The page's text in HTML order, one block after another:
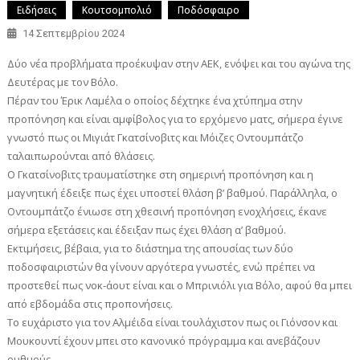
Ειδήσεις Κουτσομπολιό Ποδόσφαιρο
14 Σεπτεμβρίου 2024
Δύο νέα προβλήματα προέκυψαν στην ΑΕΚ, ενόψει και του αγώνα της
Δευτέρας με τον Βόλο.
Πέραν του Έρικ Λαμέλα ο οποίος δέχτηκε ένα χτύπημα στην
προπόνηση και είναι αμφίβολος για το ερχόμενο ματς, σήμερα έγινε
γνωστό πως οι Μιγιάτ Γκατσίνοβιτς και Μόιζες Οντουμπάτζο
ταλαιπωρούνται από θλάσεις.
Ο Γκατσίνοβιτς τραυματίστηκε στη σημερινή προπόνηση και η
μαγνητική έδειξε πως έχει υποστεί θλάση β’ βαθμού. Παράλληλα, ο
Οντουμπάτζο ένιωσε στη χθεσινή προπόνηση ενοχλήσεις, έκανε
σήμερα εξετάσεις και έδειξαν πως έχει θλάση α’ βαθμού.
Εκτιμήσεις, βέβαια, για το διάστημα της απουσίας των δύο
ποδοσφαιριστών θα γίνουν αργότερα γνωστές, ενώ πρέπει να
προστεθεί πως νοκ-άουτ είναι και ο Μπρινιόλι για Βόλο, αφού θα μπει
από εβδομάδα στις προπονήσεις.
Το ευχάριστο για τον Αλμέιδα είναι τουλάχιστον πως οι Γιόνσον και
Μουκουντί έχουν μπει στο κανονικό πρόγραμμα και ανεβάζουν